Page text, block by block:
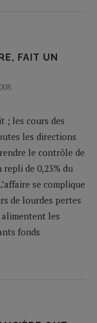
FAIT UN
; les cours des
les directions
le contrôle de
de 0,23% du
se complique
de lourdes pertes
alimentent les
fonds